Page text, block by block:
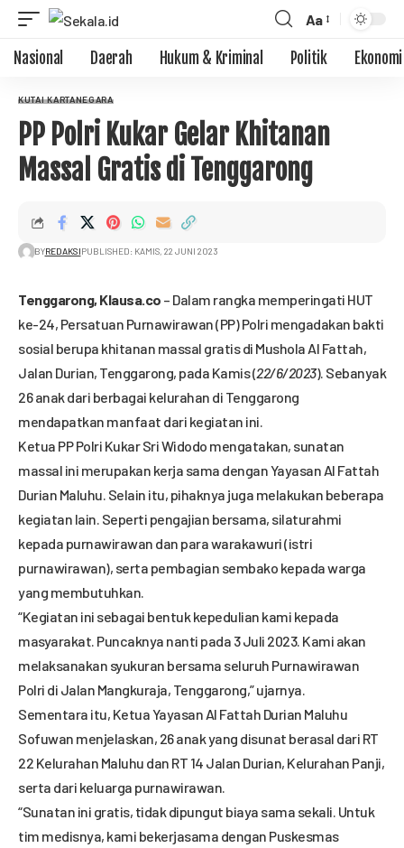
Aa
Nasional Daerah Hukum & Kriminal Politik Ekonomi
KUTAI KARTANEGARA
PP Polri Kukar Gelar Khitanan
Massal Gratis di Tenggarong
BYREDAKSIPUBLISHED: KAMIS, 22 JUNI 2023
Tenggarong, Klausa.co – Dalam rangka memperingati HUT
ke-24, Persatuan Purnawirawan (PP) Polri mengadakan bakti
sosial berupa khitanan massal gratis di Mushola Al Fattah,
Jalan Durian, Tenggarong, pada Kamis (22/6/2023). Sebanyak
26 anak dari berbagai kelurahan di Tenggarong
mendapatkan manfaat dari kegiatan ini.
Ketua PP Polri Kukar Sri Widodo mengatakan, sunatan
massal ini merupakan kerja sama dengan Yayasan Al Fattah
Durian Maluhu. Selain itu, pihaknya juga melakukan beberapa
kegiatan lain. Seperti pengajian bersama, silaturahmi
kepada purnawirawan dan para warakawuri (istri
purnawirawan), serta pembagian sembako kepada warga
yang membutuhkan.
“Kegiatan ini sebagai bentuk kepedulian kami kepada
masyarakat. Puncaknya nanti pada 3 Juli 2023. Kami akan
melaksanakan syukuran bersama seluruh Purnawirawan
Polri di Jalan Mangkuraja, Tenggarong,” ujarnya.
Sementara itu, Ketua Yayasan Al Fattah Durian Maluhu
Sofuwan menjelaskan, 26 anak yang disunat berasal dari RT
22 Kelurahan Maluhu dan RT 14 Jalan Durian, Kelurahan Panji,
serta dari keluarga purnawirawan.
“Sunatan ini gratis, tidak dipungut biaya sama sekali. Untuk
tim medisnya, kami bekerjasama dengan Puskesmas